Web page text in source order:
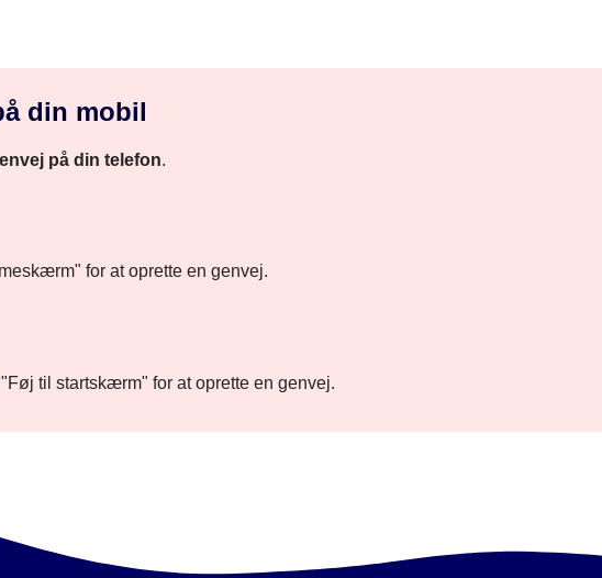
din mobil
på din telefon.
for at oprette en genvej.
til startskærm" for at oprette en genvej.